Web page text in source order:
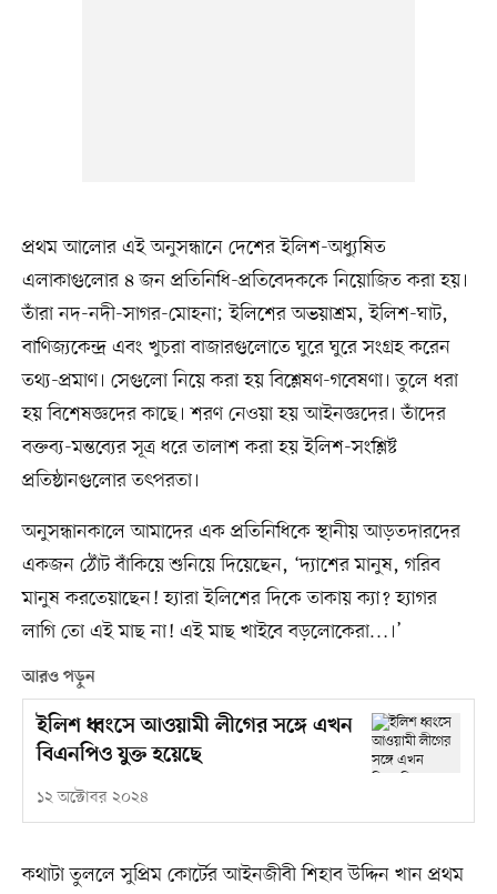
প্রথম আলোর এই অনুসন্ধানে দেশের ইলিশ-অধ্যুষিত
এলাকাগুলোর ৪ জন প্রতিনিধি-প্রতিবেদককে নিয়োজিত করা হয়।
তাঁরা নদ-নদী-সাগর-মোহনা; ইলিশের অভয়াশ্রম, ইলিশ-ঘাট,
বাণিজ্যকেন্দ্র এবং খুচরা বাজারগুলোতে ঘুরে ঘুরে সংগ্রহ করেন
তথ্য-প্রমাণ। সেগুলো নিয়ে করা হয় বিশ্লেষণ-গবেষণা। তুলে ধরা
হয় বিশেষজ্ঞদের কাছে। শরণ নেওয়া হয় আইনজ্ঞদের। তাঁদের
বক্তব্য-মন্তব্যের সূত্র ধরে তালাশ করা হয় ইলিশ-সংশ্লিষ্ট
প্রতিষ্ঠানগুলোর তৎপরতা।
অনুসন্ধানকালে আমাদের এক প্রতিনিধিকে স্থানীয় আড়তদারদের
একজন ঠোঁট বাঁকিয়ে শুনিয়ে দিয়েছেন, ‘দ্যাশের মানুষ, গরিব
মানুষ করতেয়াছেন! হ্যারা ইলিশের দিকে তাকায় ক্যা? হ্যাগর
লাগি তো এই মাছ না! এই মাছ খাইবে বড়লোকেরা…।’
আরও পড়ুন
ইলিশ ধ্বংসে আওয়ামী লীগের সঙ্গে এখন
বিএনপিও যুক্ত হয়েছে
১২ অক্টোবর ২০২৪
কথাটা তুললে সুপ্রিম কোর্টের আইনজীবী শিহাব উদ্দিন খান প্রথম